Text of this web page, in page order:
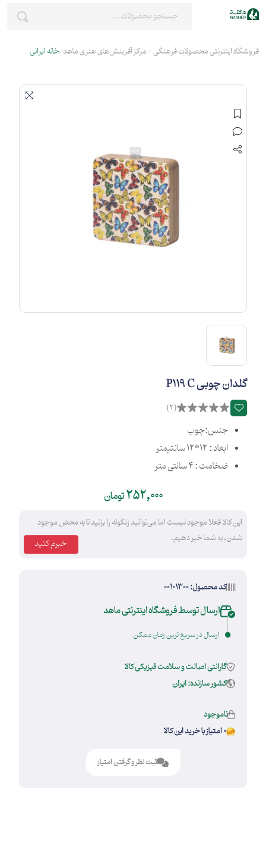
فروشگاه اینترنتی محصولات فرهنگی - مرکز آفرینش‌های هنری ماهد خانه ایرانی
گلدان چوبی P119 C
(2)
جنس:چوب
ابعاد : 12*12 سانتیمتر
ضخامت : 4 سانتی متر
252,000تومان
این کالا فعلا موجود نیست اما می‌توانید زنگوله را بزنید تا به محض موجود
شدن، به شما خبر دهیم.
کد محصول: 00101300
ارسال توسط فروشگاه اینترنتی ماهد
ارسال در سریع ترین زمان ممکن
گارانتی اصالت و سلامت فیزیکی کالا
کشور سازنده: ایران
ناموجود
0 امتیاز با خرید این کالا
ثبت نظر و گرفتن امتیاز